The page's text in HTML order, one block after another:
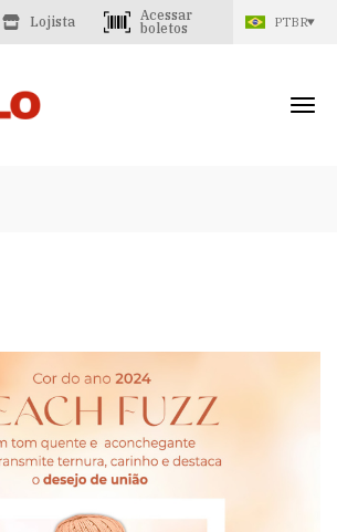
Lojista
Acessar
boletos
PTBR